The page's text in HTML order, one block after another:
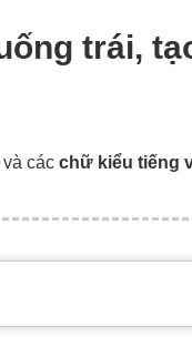
trái,
và các chữ kiểu tiếng